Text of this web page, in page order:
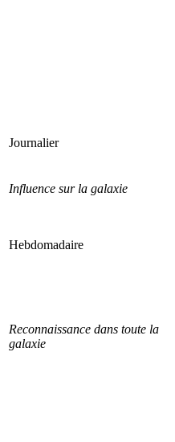
Journalier
Influence sur la galaxie
Hebdomadaire
Reconnaissance dans toute la
galaxie